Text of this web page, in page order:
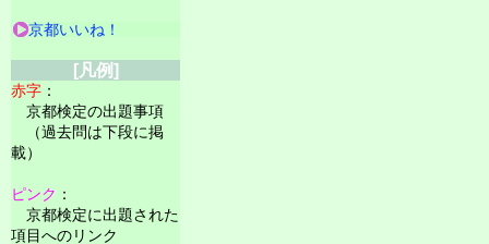
京都いいね！
[凡例]
赤字 ：
京都検定の出題事項
（過去問は下段に掲
載）
ピンク ：
京都検定に出題された
項目へのリンク